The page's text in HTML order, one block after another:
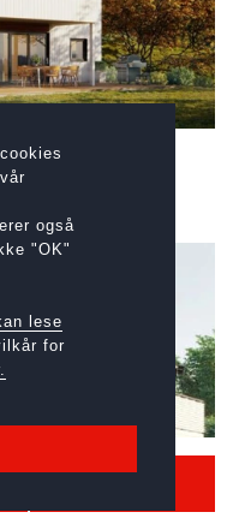
også
"OK"
lese
for